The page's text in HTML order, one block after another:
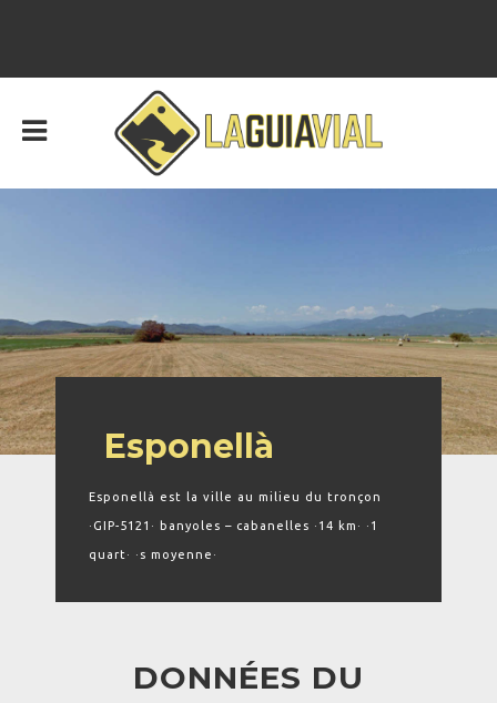
Esponellà
Esponellà est la ville au milieu du tronçon
·GIP-5121· banyoles – cabanelles ·14 km· ·1
quart· ·s moyenne·
DONNÉES DU